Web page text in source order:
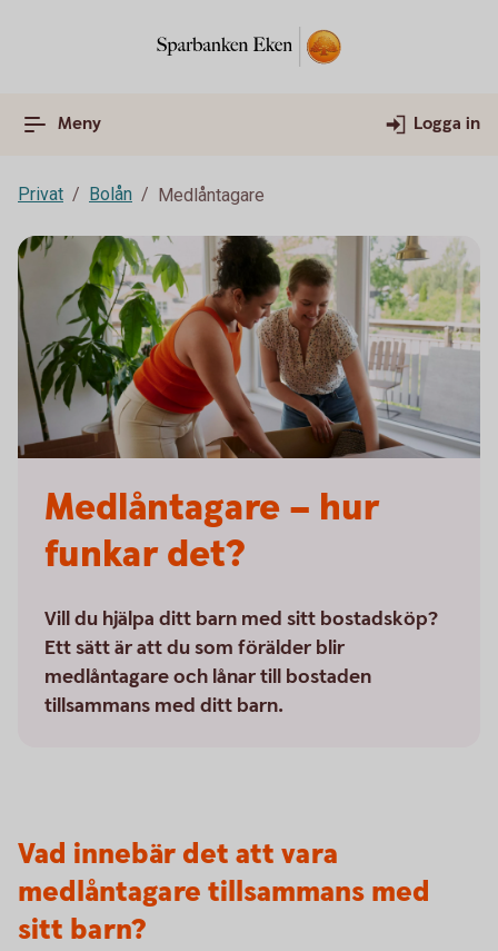
Meny Logga in
Privat Bolån Medlåntagare
Medlåntagare – hur
funkar det?
Vill du hjälpa ditt barn med sitt bostadsköp?
Ett sätt är att du som förälder blir
medlåntagare och lånar till bostaden
tillsammans med ditt barn.
Vad innebär det att vara
medlåntagare tillsammans med
sitt barn?